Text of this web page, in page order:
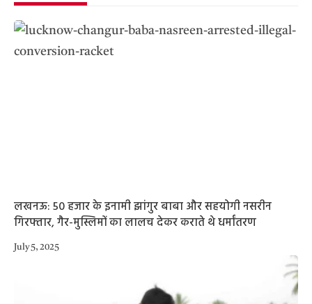
लखनऊ: 50 हजार के इनामी झांगुर बाबा और सहयोगी नसरीन
गिरफ्तार, गैर-मुस्लिमों का लालच देकर कराते थे धर्मांतरण
July 5, 2025